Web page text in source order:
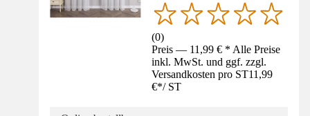
(0)
Preis — 11,99 € * Alle Preise
inkl. MwSt. und ggf. zzgl.
Versandkosten pro ST11,99
€*/ ST